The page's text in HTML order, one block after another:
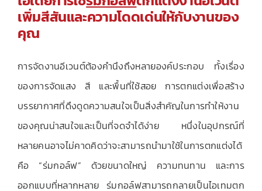
เพิ่มสีสันและความโดดเด่นให้กับงานของ
คุณ
การจัดงานอีเวนต์ต้องคำนึงถึงหลายองค์ประกอบ ทั้งเรื่อง
ของการจัดแสง สี และพื้นที่ใช้สอย การตกแต่งเพื่อสร้าง
บรรยากาศที่ดึงดูดความสนใจเป็นสิ่งสำคัญในการทำให้งาน
ของคุณน่าสนใจและเป็นที่จดจำได้ง่าย หนึ่งในอุปกรณ์ที่
หลายคนอาจไม่คาดคิดว่าจะสามารถนำมาใช้ในการตกแต่งได้
คือ “ร่มกอล์ฟ” ด้วยขนาดใหญ่ ความทนทาน และการ
ออกแบบที่หลากหลาย ร่มกอล์ฟสามารถกลายเป็นไอเทมตก